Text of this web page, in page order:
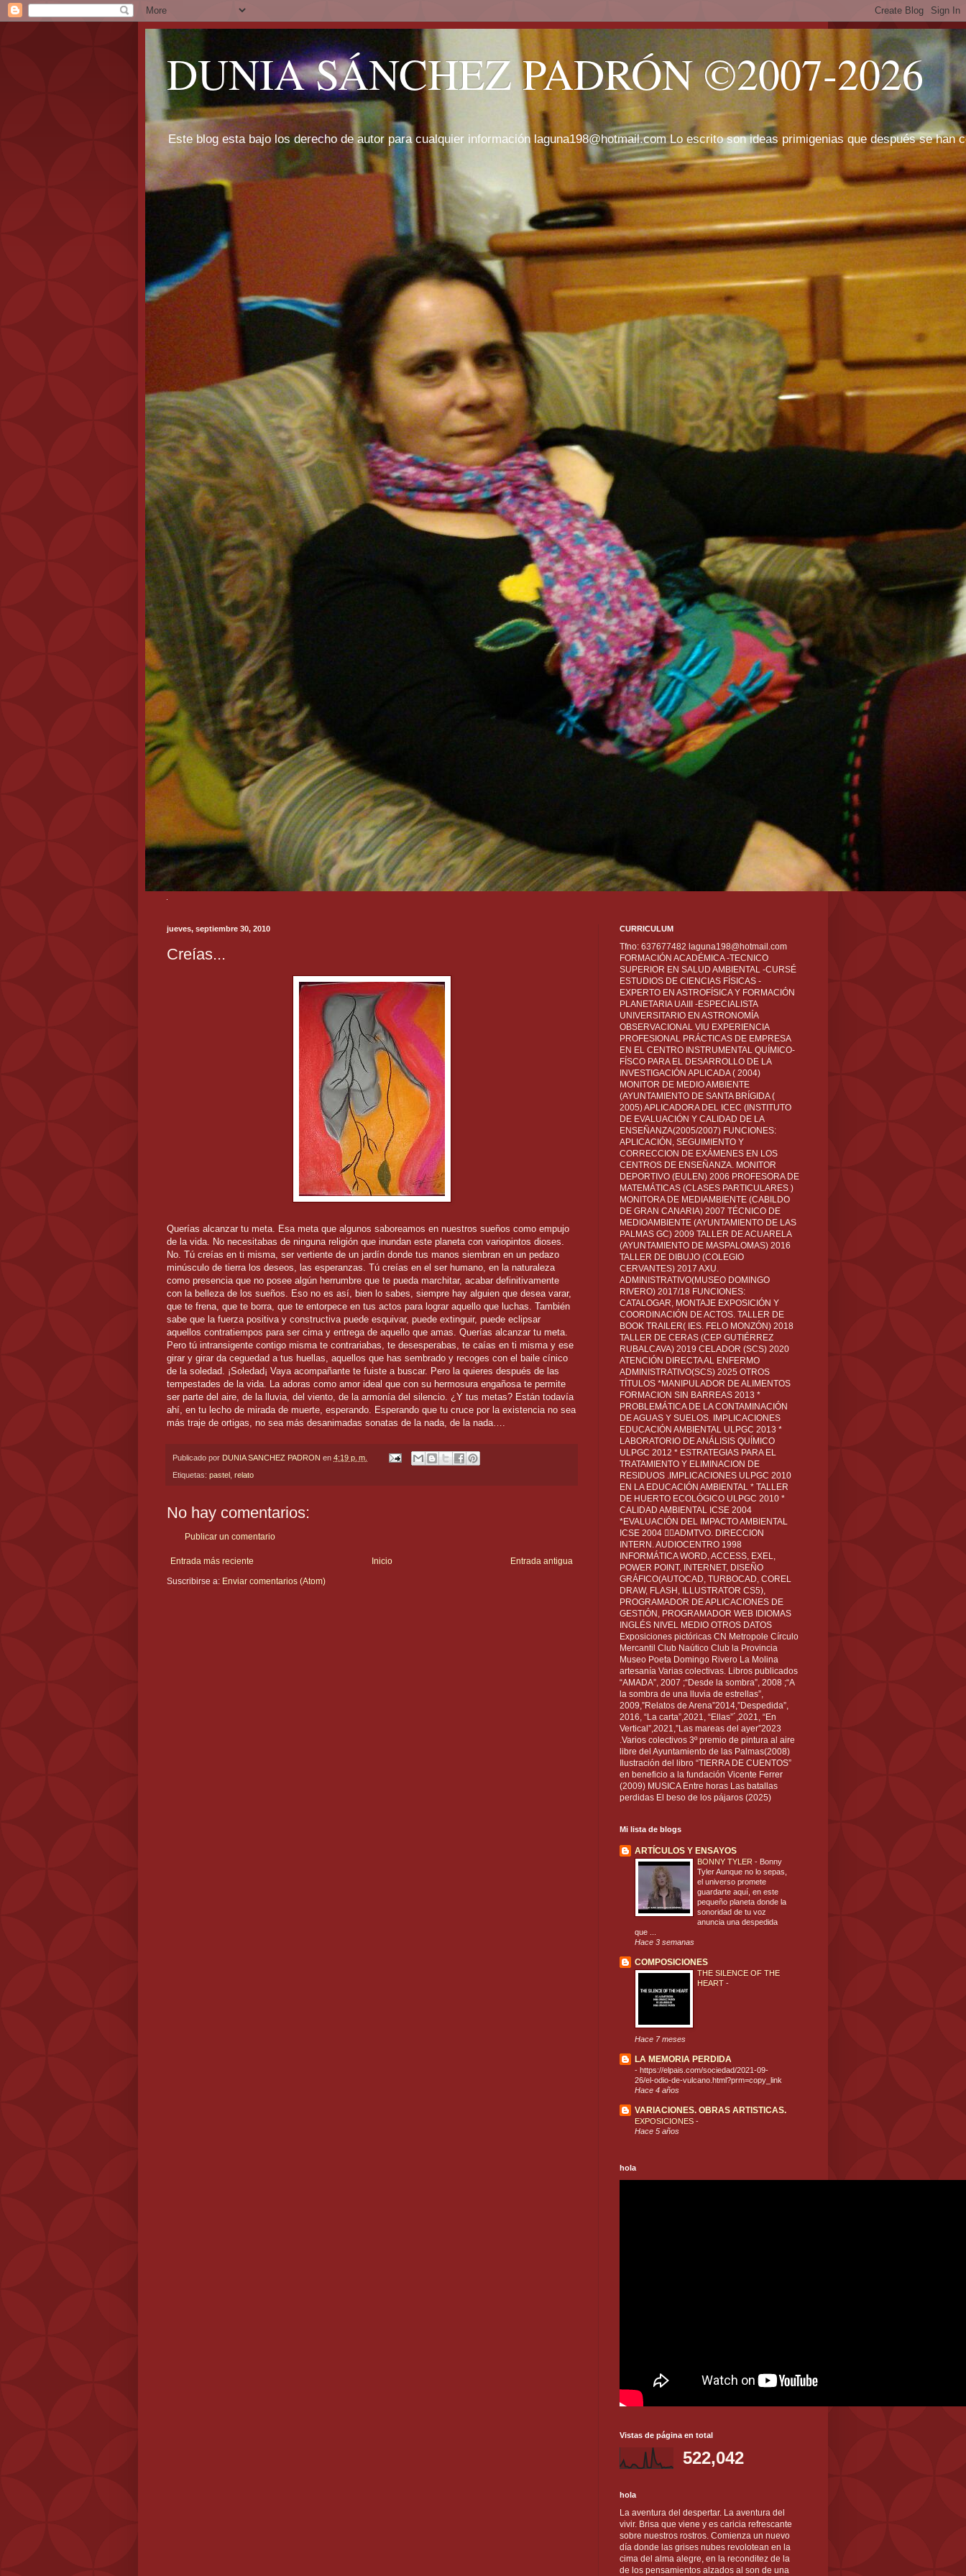
DUNIA SÁNCHEZ PADRÓN ©2007-2026
Este blog esta bajo los derecho de autor para cualquier información laguna198@hotmail.com Lo escrito son ideas primigenias que después se han
jueves, septiembre 30, 2010
Creías...
Querías alcanzar tu meta. Esa meta que algunos saboreamos en nuestros sueños como empujo
de la vida. No necesitabas de ninguna religión que inundan este planeta con variopintos dioses.
No. Tú creías en ti misma, ser vertiente de un jardín donde tus manos siembran en un pedazo
minúsculo de tierra los deseos, las esperanzas. Tú creías en el ser humano, en la naturaleza
como presencia que no posee algún herrumbre que te pueda marchitar, acabar definitivamente
con la belleza de los sueños. Eso no es así, bien lo sabes, siempre hay alguien que desea varar,
que te frena, que te borra, que te entorpece en tus actos para lograr aquello que luchas. También
sabe que la fuerza positiva y constructiva puede esquivar, puede extinguir, puede eclipsar
aquellos contratiempos para ser cima y entrega de aquello que amas. Querías alcanzar tu meta.
Pero tú intransigente contigo misma te contrariabas, te desesperabas, te caías en ti misma y ese
girar y girar da ceguedad a tus huellas, aquellos que has sembrado y recoges con el baile cínico
de la soledad. ¡Soledad¡ Vaya acompañante te fuiste a buscar. Pero la quieres después de las
tempestades de la vida. La adoras como amor ideal que con su hermosura engañosa te permite
ser parte del aire, de la lluvia, del viento, de la armonía del silencio. ¿Y tus metas? Están todavía
ahí, en tu lecho de mirada de muerte, esperando. Esperando que tu cruce por la existencia no sea
más traje de ortigas, no sea más desanimadas sonatas de la nada, de la nada….
Publicado por DUNIA SANCHEZ PADRON en 4:19 p. m.
Etiquetas: pastel relato
No hay comentarios:
Publicar un comentario
Entrada más reciente Entrada antigua
Inicio
Suscribirse a: Enviar comentarios (Atom)
CURRICULUM
Tfno: 637677482 laguna198@hotmail.com
FORMACIÓN ACADÉMICA -TECNICO
SUPERIOR EN SALUD AMBIENTAL -CURSÉ
ESTUDIOS DE CIENCIAS FÍSICAS -
EXPERTO EN ASTROFÍSICA Y FORMACIÓN
PLANETARIA UAIII -ESPECIALISTA
UNIVERSITARIO EN ASTRONOMÍA
OBSERVACIONAL VIU EXPERIENCIA
PROFESIONAL PRÁCTICAS DE EMPRESA
EN EL CENTRO INSTRUMENTAL QUÍMICO-
FÍSCO PARA EL DESARROLLO DE LA
INVESTIGACIÓN APLICADA ( 2004)
MONITOR DE MEDIO AMBIENTE
(AYUNTAMIENTO DE SANTA BRÍGIDA (
2005) APLICADORA DEL ICEC (INSTITUTO
DE EVALUACIÓN Y CALIDAD DE LA
ENSEÑANZA(2005/2007) FUNCIONES:
APLICACIÓN, SEGUIMIENTO Y
CORRECCION DE EXÁMENES EN LOS
CENTROS DE ENSEÑANZA. MONITOR
DEPORTIVO (EULEN) 2006 PROFESORA DE
MATEMÁTICAS (CLASES PARTICULARES )
MONITORA DE MEDIAMBIENTE (CABILDO
DE GRAN CANARIA) 2007 TÉCNICO DE
MEDIOAMBIENTE (AYUNTAMIENTO DE LAS
PALMAS GC) 2009 TALLER DE ACUARELA
(AYUNTAMIENTO DE MASPALOMAS) 2016
TALLER DE DIBUJO (COLEGIO
CERVANTES) 2017 AXU.
ADMINISTRATIVO(MUSEO DOMINGO
RIVERO) 2017/18 FUNCIONES:
CATALOGAR, MONTAJE EXPOSICIÓN Y
COORDINACIÓN DE ACTOS. TALLER DE
BOOK TRAILER( IES. FELO MONZÓN) 2018
TALLER DE CERAS (CEP GUTIÉRREZ
RUBALCAVA) 2019 CELADOR (SCS) 2020
ATENCIÓN DIRECTA AL ENFERMO
ADMINISTRATIVO(SCS) 2025 OTROS
TÍTULOS *MANIPULADOR DE ALIMENTOS
FORMACION SIN BARREAS 2013 *
PROBLEMÁTICA DE LA CONTAMINACIÓN
DE AGUAS Y SUELOS. IMPLICACIONES
EDUCACIÓN AMBIENTAL ULPGC 2013 *
LABORATORIO DE ANÁLISIS QUÍMICO
ULPGC 2012 * ESTRATEGIAS PARA EL
TRATAMIENTO Y ELIMINACION DE
RESIDUOS .IMPLICACIONES ULPGC 2010
EN LA EDUCACIÓN AMBIENTAL * TALLER
DE HUERTO ECOLÓGICO ULPGC 2010 *
CALIDAD AMBIENTAL ICSE 2004
*EVALUACIÓN DEL IMPACTO AMBIENTAL
ICSE 2004 ADMTVO. DIRECCION
INTERN. AUDIOCENTRO 1998
INFORMÁTICA WORD, ACCESS, EXEL,
POWER POINT, INTERNET, DISEÑO
GRÁFICO(AUTOCAD, TURBOCAD, COREL
DRAW, FLASH, ILLUSTRATOR CS5),
PROGRAMADOR DE APLICACIONES DE
GESTIÓN, PROGRAMADOR WEB IDIOMAS
INGLÉS NIVEL MEDIO OTROS DATOS
Exposiciones pictóricas CN Metropole Círculo
Mercantil Club Naútico Club la Provincia
Museo Poeta Domingo Rivero La Molina
artesanía Varias colectivas. Libros publicados
“AMADA”, 2007 ;“Desde la sombra”, 2008 ;“A
la sombra de una lluvia de estrellas”,
2009,”Relatos de Arena”2014,”Despedida”,
2016, “La carta”,2021, “Ellas”´,2021, “En
Vertical”,2021,”Las mareas del ayer”2023
.Varios colectivos 3º premio de pintura al aire
libre del Ayuntamiento de las Palmas(2008)
Ilustración del libro “TIERRA DE CUENTOS”
en beneficio a la fundación Vicente Ferrer
(2009) MUSICA Entre horas Las batallas
perdidas El beso de los pájaros (2025)
Mi lista de blogs
ARTÍCULOS Y ENSAYOS
BONNY TYLER - Bonny
Tyler Aunque no lo sepas,
el universo promete
guardarte aquí, en este
pequeño planeta donde la
sonoridad de tu voz
anuncia una despedida
que ...
Hace 3 semanas
COMPOSICIONES
THE SILENCE OF THE
HEART -
Hace 7 meses
LA MEMORIA PERDIDA
- https://elpais.com/sociedad/2021-09-
26/el-odio-de-vulcano.html?prm=copy_link
Hace 4 años
VARIACIONES. OBRAS ARTISTICAS.
EXPOSICIONES -
Hace 5 años
hola
Vistas de página en total
522,042
hola
La aventura del despertar. La aventura del
vivir. Brisa que viene y es caricia refrescante
sobre nuestros rostros. Comienza un nuevo
día donde las grises nubes revolotean en la
cima del alma alegre, en la reconditez de la
de los pensamientos alzados al son de una